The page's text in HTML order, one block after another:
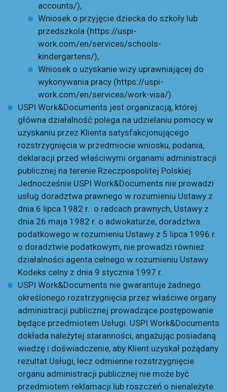
accounts/),
Wniosek o przyjęcie dziecka do szkoły lub
przedszkola (https://uspi-
work.com/en/services/schools-
kindergartens/),
Wniosek o uzyskanie wizy uprawniającej do
wykonywania pracy (https://uspi-
work.com/en/services/work-visa/).
USPI Work&Documents jest organizacją, której
główna działalność polega na udzielaniu pomocy w
uzyskaniu przez Klienta satysfakcjonującego
rozstrzygnięcia w przedmiocie wniosku, podania,
deklaracji przed właściwymi organami administracji
publicznej na terenie Rzeczpospolitej Polskiej.
Jednocześnie USPI Work&Documents nie prowadzi
usług doradztwa prawnego w rozumieniu Ustawy z
dnia 6 lipca 1982 r. o radcach prawnych, Ustawy z
dnia 26 maja 1982 r. o adwokaturze, doradztwa
podatkowego w rozumieniu Ustawy z 5 lipca 1996 r.
o doradztwie podatkowym, nie prowadzi również
działalności agenta celnego w rozumieniu Ustawy
Kodeks celny z dnia 9 stycznia 1997 r.
USPI Work&Documents nie gwarantuje żadnego
określonego rozstrzygnięcia przez właściwe organy
administracji publicznej prowadzące postępowanie
będące przedmiotem Usługi. USPI Work&Documents
dokłada należytej staranności, angażując posiadaną
wiedzę i doświadczenie, aby Klient uzyskał pożądany
rezultat Usługi, lecz odmienne rozstrzygnięcie
organu administracji publicznej nie może być
przedmiotem reklamacji lub roszczeń o nienależyte